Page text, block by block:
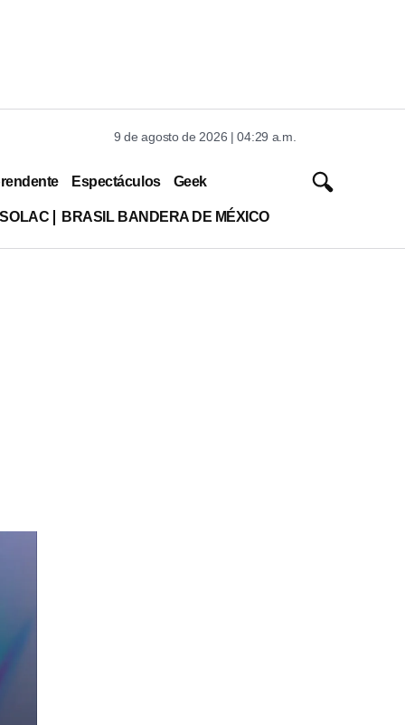
9 de agosto de 2026 | 04:29 a.m.
Espectáculos Geek
BRASIL BANDERA DE MÉXICO